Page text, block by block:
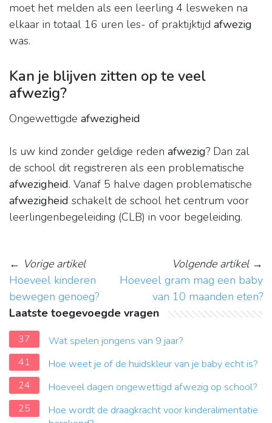
moet het melden als een leerling 4 lesweken na
elkaar in totaal 16 uren les- of praktijktijd afwezig
was.
Kan je blijven zitten op te veel
afwezig?
Ongewettigde afwezigheid
Is uw kind zonder geldige reden afwezig? Dan zal
de school dit registreren als een problematische
afwezigheid. Vanaf 5 halve dagen problematische
afwezigheid schakelt de school het centrum voor
leerlingenbegeleiding (CLB) in voor begeleiding.
← Vorige artikel
Hoeveel kinderen
bewegen genoeg?
Volgende artikel→
Hoeveel gram mag een baby
van 10 maanden eten?
Laatste toegevoegde vragen
37
Wat spelen jongens van 9 jaar?
41
Hoe weet je of de huidskleur van je baby echt is?
24
Hoeveel dagen ongewettigd afwezig op school?
25
Hoe wordt de draagkracht voor kinderalimentatie